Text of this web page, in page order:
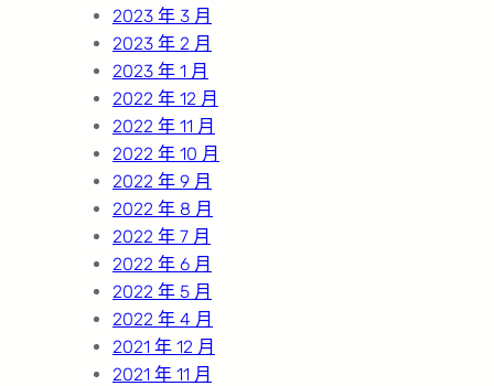
2023 年 3 月
2023 年 2 月
2023 年 1 月
2022 年 12 月
2022 年 11 月
2022 年 10 月
2022 年 9 月
2022 年 8 月
2022 年 7 月
2022 年 6 月
2022 年 5 月
2022 年 4 月
2021 年 12 月
2021 年 11 月